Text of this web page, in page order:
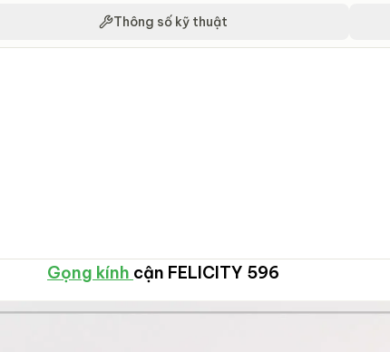
Thông số kỹ thuật
Gọng kính cận FELICITY 596